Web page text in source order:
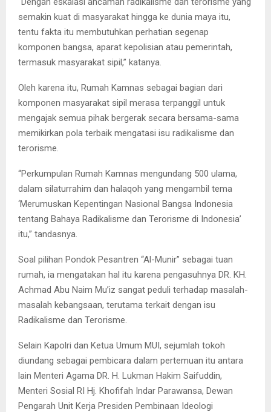
semakin kuat di masyarakat hingga ke dunia maya itu,
tentu fakta itu membutuhkan perhatian segenap
komponen bangsa, aparat kepolisian atau pemerintah,
termasuk masyarakat sipil,” katanya.
Oleh karena itu, Rumah Kamnas sebagai bagian dari
komponen masyarakat sipil merasa terpanggil untuk
mengajak semua pihak bergerak secara bersama-sama
memikirkan pola terbaik mengatasi isu radikalisme dan
terorisme.
“Perkumpulan Rumah Kamnas mengundang 500 ulama,
dalam silaturrahim dan halaqoh yang mengambil tema
‘Merumuskan Kepentingan Nasional Bangsa Indonesia
tentang Bahaya Radikalisme dan Terorisme di Indonesia’
itu,” tandasnya.
Soal pilihan Pondok Pesantren “Al-Munir” sebagai tuan
rumah, ia mengatakan hal itu karena pengasuhnya DR. KH.
Achmad Abu Naim Mu’iz sangat peduli terhadap masalah-
masalah kebangsaan, terutama terkait dengan isu
Radikalisme dan Terorisme.
Selain Kapolri dan Ketua Umum MUI, sejumlah tokoh
diundang sebagai pembicara dalam pertemuan itu antara
lain Menteri Agama DR. H. Lukman Hakim Saifuddin,
Menteri Sosial RI Hj. Khofifah Indar Parawansa, Dewan
Pengarah Unit Kerja Presiden Pembinaan Ideologi